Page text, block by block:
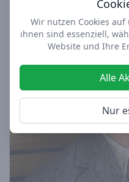
Wir nutzen Cookies
ihnen sind essenziell,
Website und Ihre
Alle
Nur